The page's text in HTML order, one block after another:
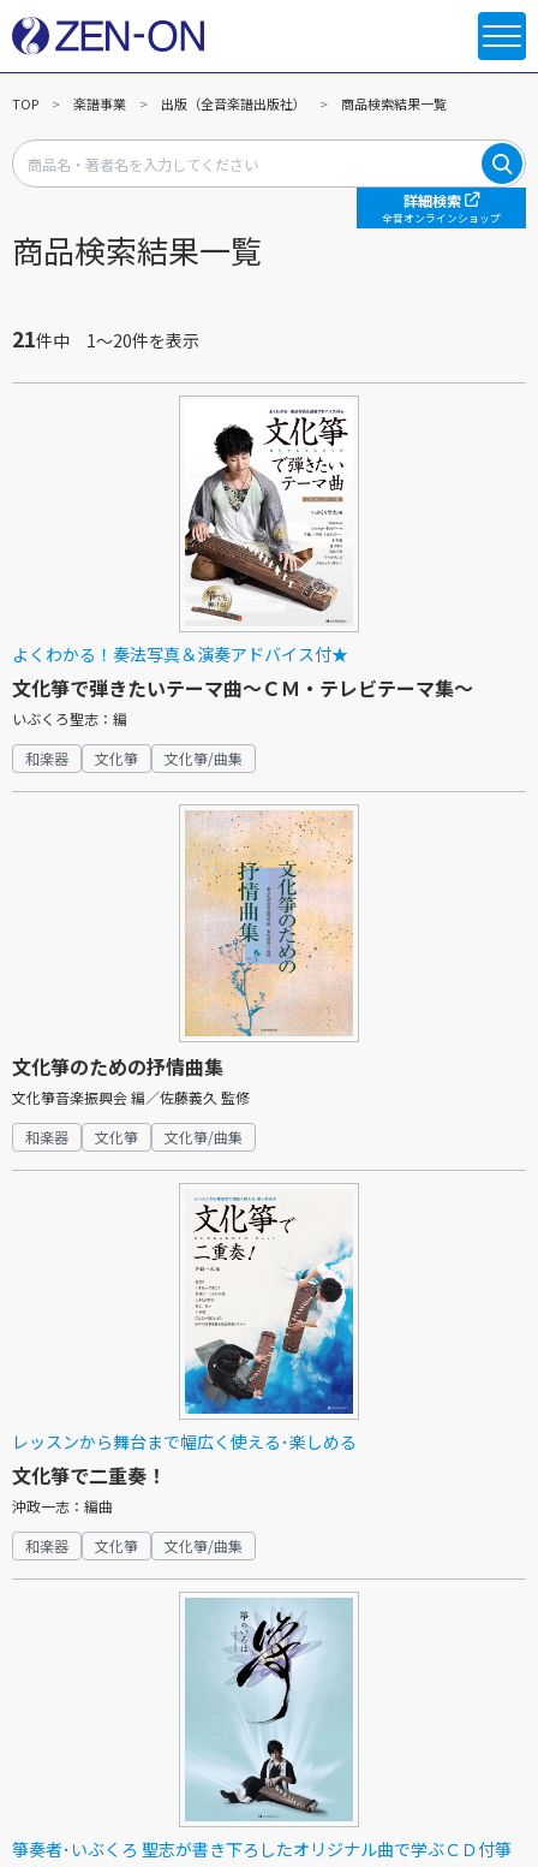
TOP 楽譜事業 出版（全音楽譜出版社） 商品検索結果一覧
商品検索結果一覧
詳細検索
全音オンラインショップ
21件中 1～20件を表示
よくわかる！奏法写真＆演奏アドバイス付★
文化箏で弾きたいテーマ曲～ＣＭ・テレビテーマ集～
いぶくろ聖志：編
和楽器
文化箏 文化箏/曲集
文化箏のための抒情曲集
文化箏音楽振興会 編／佐藤義久 監修
和楽器
文化箏 文化箏/曲集
レッスンから舞台まで幅広く使える･楽しめる
文化箏で二重奏！
沖政一志：編曲
和楽器
文化箏 文化箏/曲集
箏奏者･いぶくろ 聖志が書き下ろしたオリジナル曲で学ぶＣＤ付箏